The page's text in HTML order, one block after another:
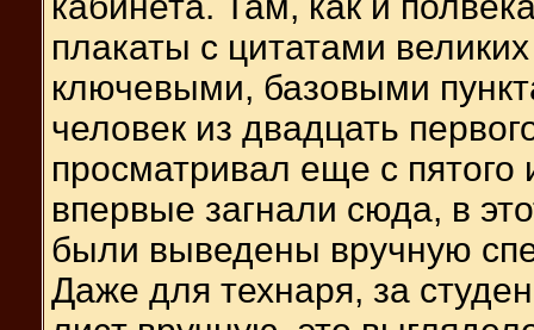
плакаты с цитатами
ключевыми, базовыми
человек из двадцать
просматривал еще с пятого
впервые загнали сюда, в
были выведены вручную
Даже для технаря, за